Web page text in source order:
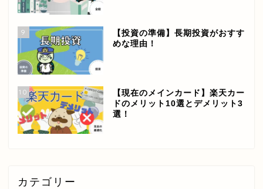
9
【投資の準備】長期投資がおすす
めな理由！
10
【現在のメインカード】楽天カー
ドのメリット10選とデメリット3
選！
カテゴリー